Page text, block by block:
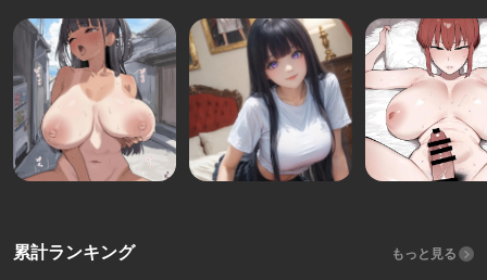
累計ランキング もっと見る